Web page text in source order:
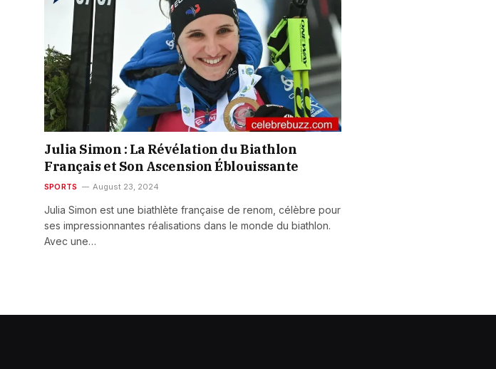
Julia Simon : La Révélation du Biathlon
Français et Son Ascension Éblouissante
SPORTS August 23, 2024
Julia Simon est une biathlète française de renom, célèbre pour
ses impressionnantes réalisations dans le monde du biathlon.
Avec une…